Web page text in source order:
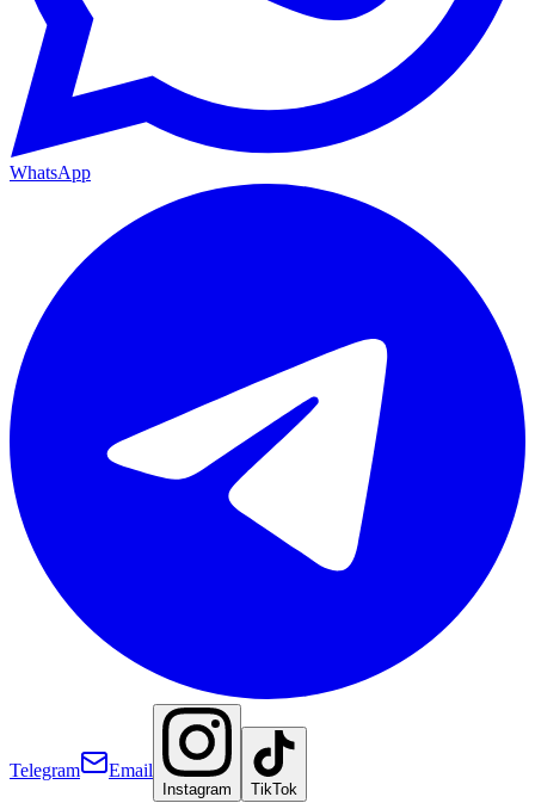
WhatsApp
Telegram Email
Instagram TikTok